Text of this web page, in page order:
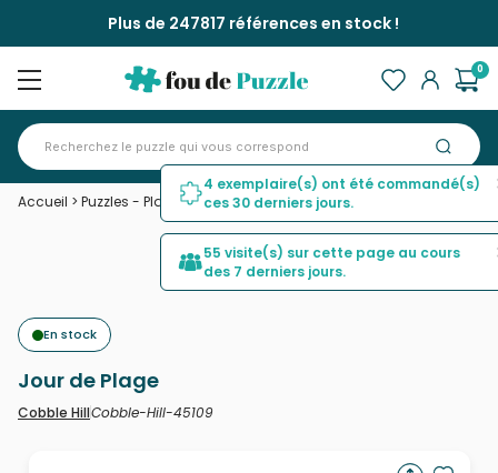
Plus de 247817 références en stock !
0
Accueil > Puzzles - Plages et Îles de rêve >Jour de Plage
En stock
Jour de Plage
Cobble HillCobble-Hill-45109
4 exemplaire(s) ont été commandé(s)
ces 30 derniers jours.
55 visite(s) sur cette page au cours
des 7 derniers jours.